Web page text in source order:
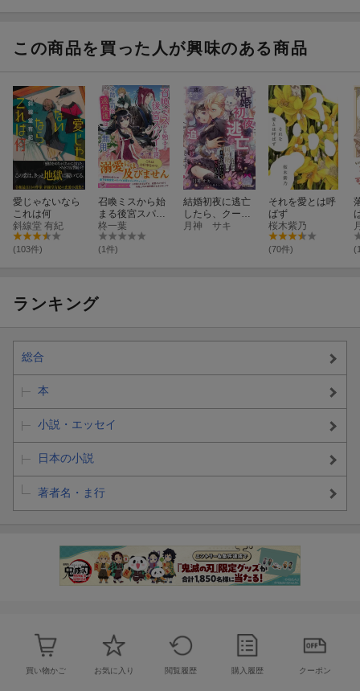
爆速で距離を詰
めてきます
この商品を買った人が興味のある商品
愛じゃないなら
これは何
斜線堂 有紀
(103件)
召喚ミスから始
まる後宮スパイ
生活 冷酷上司
の過保護はご無
用です
柊一葉
(1件)
結婚初夜に逃亡
したら、クール
なはずの国王陛
月神 サキ
それを愛とは呼
ばず
桜木紫乃
(70件)
ランキング
総合
本
小説・エッセイ
日本の小説
著者名・ま行
買い物かご お気に入り 閲覧履歴 購入履歴 クーポン